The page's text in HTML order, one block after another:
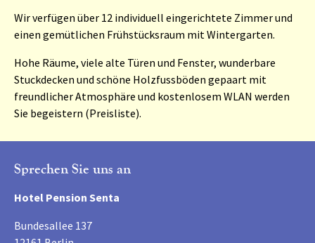
Wir verfügen über 12 individuell eingerichtete Zimmerund
einen gemütlichen Frühstücksraum mit Wintergarten.
Hohe Räume, viele alte Türen und Fenster, wunderbare
Stuckdecken und schöne Holzfussböden gepaart mit
freundlicher Atmosphäre und kostenlosem WLAN werden
Sie begeistern (Preisliste).
Sprechen Sie uns an
Hotel Pension Senta
Bundesallee 137